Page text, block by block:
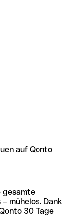
auf Qonto
gesamte
mühelos. Dank
30 Tage